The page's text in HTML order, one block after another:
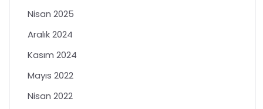
Nisan 2025
Aralık 2024
Kasım 2024
Mayıs 2022
Nisan 2022